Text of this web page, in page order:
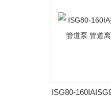
ISG80-